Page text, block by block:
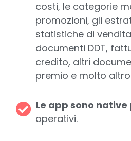
costi, le categorie
promozioni, gli
statistiche di
documenti DDT,
credito, altri
premio e molto
Le app sono native
operativi.